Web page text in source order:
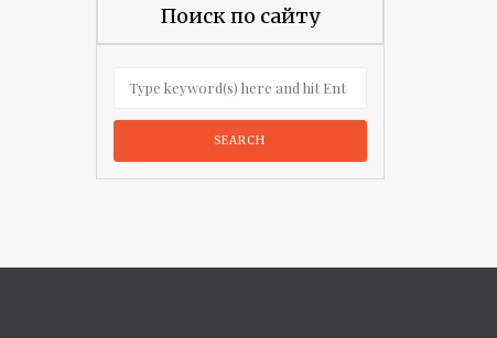
Поиск по сайту